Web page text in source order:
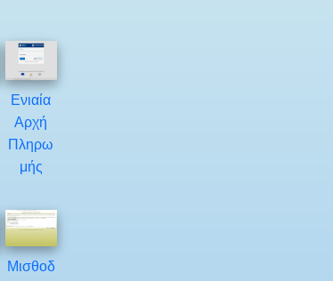
Ενιαία
Αρχή
Πληρω
μής
Μισθοδ